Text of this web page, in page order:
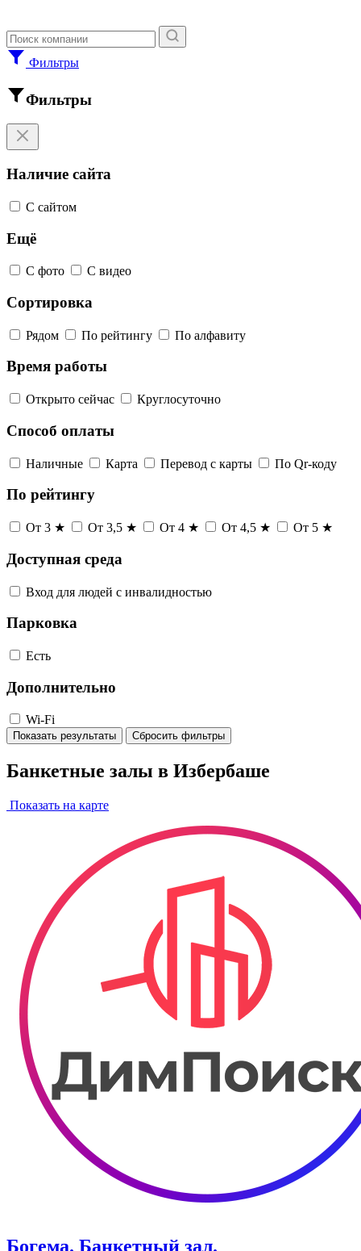
Фильтры
Фильтры
Наличие сайта
С сайтом
Ещё
С фото С видео
Сортировка
Рядом По рейтингу По алфавиту
Время работы
Открыто сейчас Круглосуточно
Способ оплаты
Наличные Карта Перевод с карты По Qr-коду
По рейтингу
От 3 ★ От 3,5 ★ От 4 ★ От 4,5 ★ От 5 ★
Доступная среда
Вход для людей с инвалидностью
Парковка
Есть
Дополнительно
Wi-Fi
Показать результаты Сбросить фильтры
Банкетные залы в Избербаше
Показать на карте
Богема. ​Банкетный зал.